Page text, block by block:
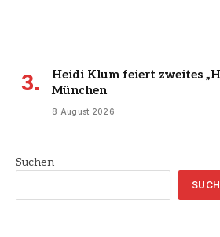
Heidi Klum feiert zweites
München
8 August 2026
Suchen